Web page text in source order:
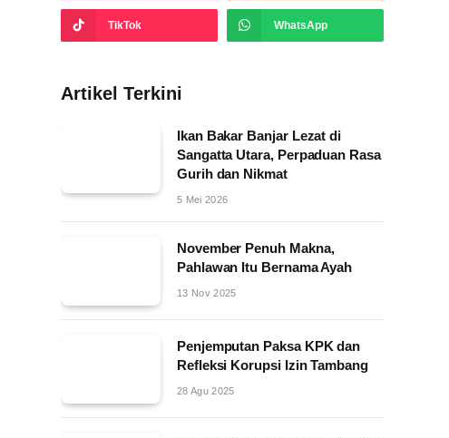
TikTok WhatsApp
Artikel Terkini
Ikan Bakar Banjar Lezat di
Sangatta Utara, Perpaduan Rasa
Gurih dan Nikmat
5 Mei 2026
November Penuh Makna,
Pahlawan Itu Bernama Ayah
13 Nov 2025
Penjemputan Paksa KPK dan
Refleksi Korupsi Izin Tambang
28 Agu 2025